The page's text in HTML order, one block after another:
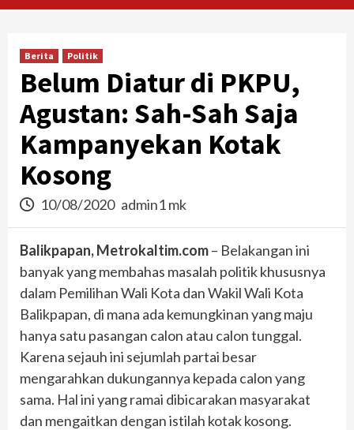
Berita Politik
Belum Diatur di PKPU,
Agustan: Sah-Sah Saja
Kampanyekan Kotak
Kosong
10/08/2020 admin1 mk
Balikpapan, Metrokaltim.com– Belakangan ini
banyak yang membahas masalah politik khususnya
dalam Pemilihan Wali Kota dan Wakil Wali Kota
Balikpapan, di mana ada kemungkinan yang maju
hanya satu pasangan calon atau calon tunggal.
Karena sejauh ini sejumlah partai besar
mengarahkan dukungannya kepada calon yang
sama. Hal ini yang ramai dibicarakan masyarakat
dan mengaitkan dengan istilah kotak kosong.